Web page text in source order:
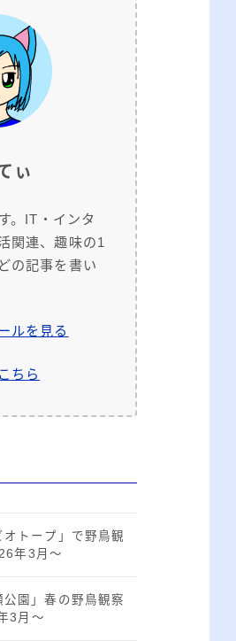
ぃ
。IT・インタ
関連、趣味の1
の記事を書い
ルを見る
ちら
オトープ」で野鳥観
年3月～
公園」春の野鳥観察
3月～